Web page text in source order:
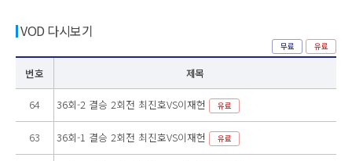
VOD 다시보기
번호 제목
64 36회-2 결승 2회전 최진호VS이재헌 유료
63 36회-1 결승 2회전 최진호VS이재헌 유료
무료 유료